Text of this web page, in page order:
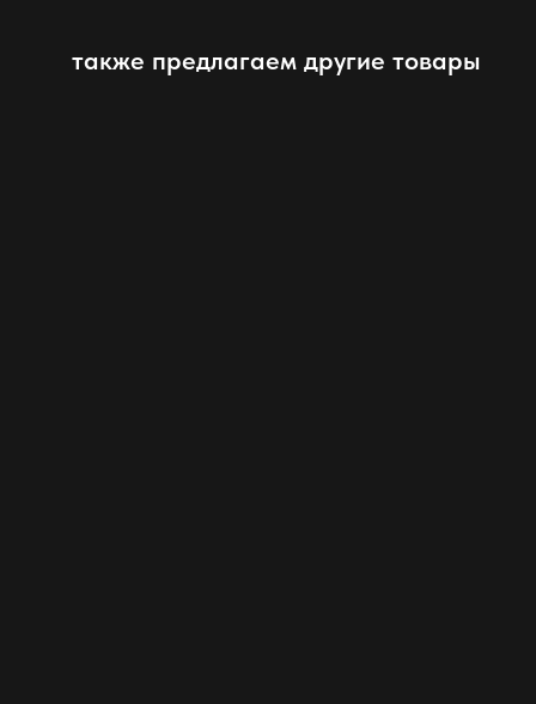
также предлагаем другие товары